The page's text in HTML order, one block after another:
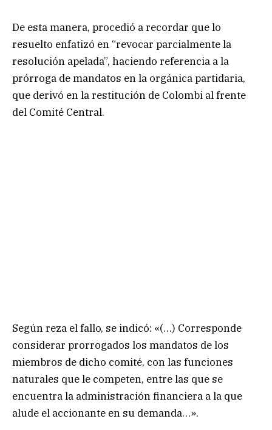
De esta manera, procedió a recordar que lo
resuelto enfatizó en “revocar parcialmente la
resolución apelada”, haciendo referencia a la
prórroga de mandatos en la orgánica partidaria,
que derivó en la restitución de Colombi al frente
del Comité Central.
Según reza el fallo, se indicó: «(…) Corresponde
considerar prorrogados los mandatos de los
miembros de dicho comité, con las funciones
naturales que le competen, entre las que se
encuentra la administración financiera a la que
alude el accionante en su demanda…».